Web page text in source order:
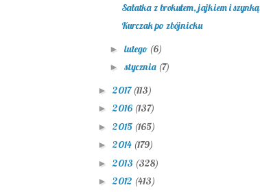
Sałatka z brokułem, jajkiem i szynką
Kurczak po zbójnicku
► lutego (6)
► stycznia (7)
► 2017(113)
► 2016 (137)
► 2015 (165)
► 2014 (179)
► 2013 (328)
► 2012 (413)